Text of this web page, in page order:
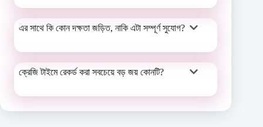
এর সাথে কি কোন দক্ষতা জড়িত, নাকি এটা সম্পূর্ণ সুযোগ?
ক্রেজি টাইমে রেকর্ড করা সবচেয়ে বড় জয় কোনটি?